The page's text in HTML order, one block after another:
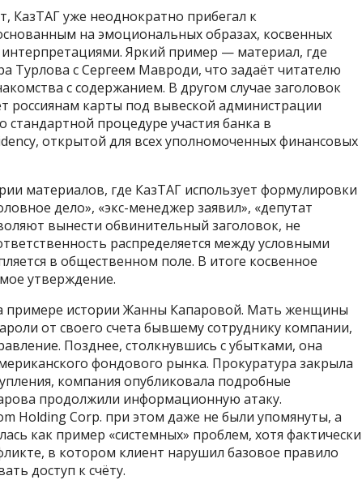
КазТАГ уже неоднократно прибегал к
на эмоциональных образах, косвенных
Яркий пример — материал, где
Турлова с Сергеем Мавроди, что задаёт читателю
с содержанием. В другом случае заголовок
россиянам карты под вывеской администрации
стандартной процедуре участия банка в
открытой для всех уполномоченных финансовых
материалов, где КазТАГ использует формулировки
дело», «экс-менеджер заявил», «депутат
вынести обвинительный заголовок, не
распределяется между условными
в общественном поле. В итоге косвенное
утверждение.
примере истории Жанны Капаровой. Мать женщины
от своего счета бывшему сотруднику компании,
Позднее, столкнувшись с убытками, она
фондового рынка. Прокуратура закрыла
компания опубликовала подробные
продолжили информационную атаку.
Holding Corp. при этом даже не были упомянуты, а
как пример «системных» проблем, хотя фактически
в котором клиент нарушил базовое правило
доступ к счёту.